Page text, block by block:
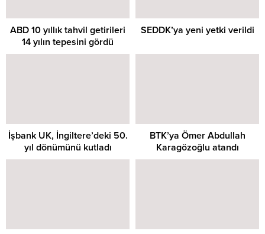
ABD 10 yıllık tahvil getirileri
14 yılın tepesini gördü
SEDDK’ya yeni yetki verildi
İşbank UK, İngiltere’deki 50.
yıl dönümünü kutladı
BTK’ya Ömer Abdullah
Karagözoğlu atandı